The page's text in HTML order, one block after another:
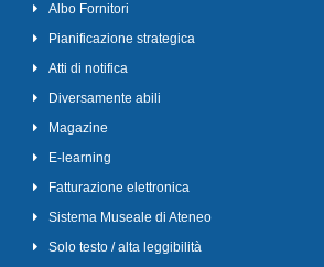
Albo Fornitori
Pianificazione strategica
Atti di notifica
Diversamente abili
Magazine
E-learning
Fatturazione elettronica
Sistema Museale di Ateneo
Solo testo / alta leggibilità